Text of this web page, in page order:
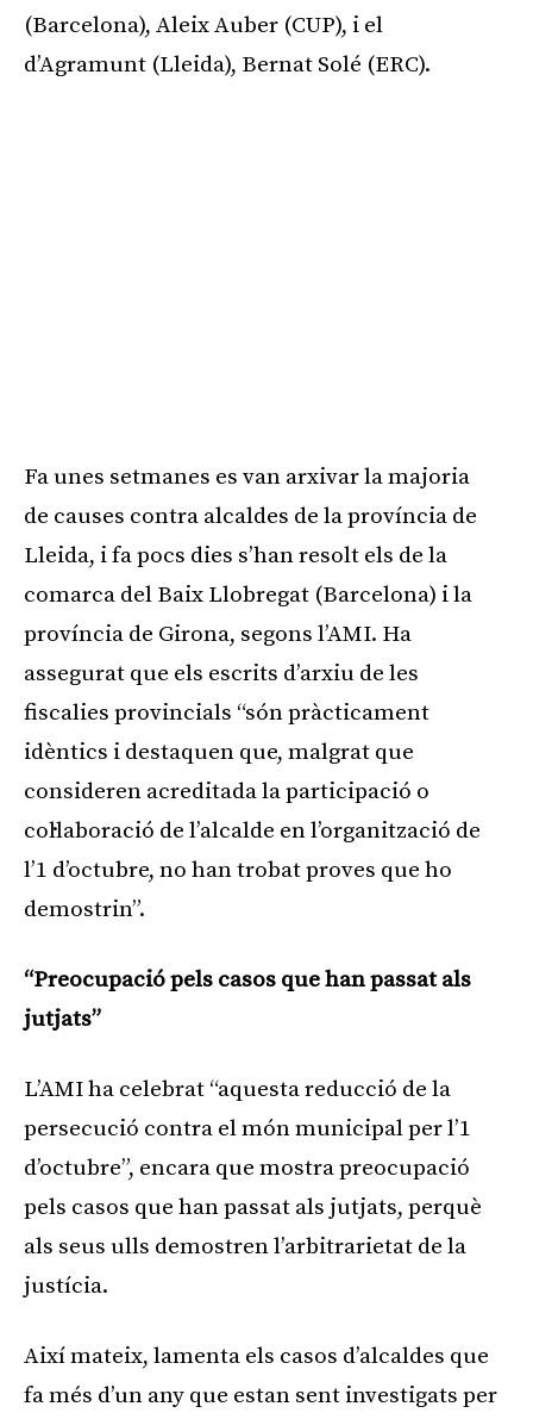
(Barcelona), Aleix Auber (CUP), i el
d’Agramunt (Lleida), Bernat Solé (ERC).
Fa unes setmanes es van arxivar la majoria
de causes contra alcaldes de la província de
Lleida, i fa pocs dies s’han resolt els de la
comarca del Baix Llobregat (Barcelona) i la
província de Girona, segons l’AMI. Ha
assegurat que els escrits d’arxiu de les
fiscalies provincials “són pràcticament
idèntics i destaquen que, malgrat que
consideren acreditada la participació o
col·laboració de l’alcalde en l’organització de
l’1 d’octubre, no han trobat proves que ho
demostrin”.
“Preocupació pels casos que han passat als
jutjats”
L’AMI ha celebrat “aquesta reducció de la
persecució contra el món municipal per l’1
d’octubre”, encara que mostra preocupació
pels casos que han passat als jutjats, perquè
als seus ulls demostren l’arbitrarietat de la
justícia.
Així mateix, lamenta els casos d’alcaldes que
fa més d’un any que estan sent investigats per